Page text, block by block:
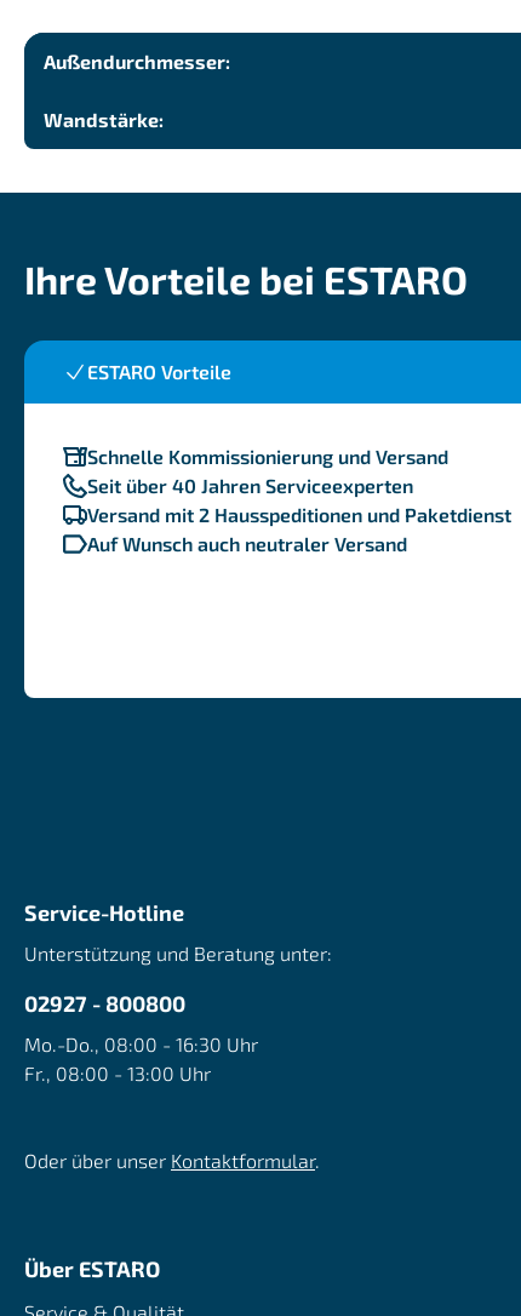
Außendurchmesser:
Wandstärke:
Ihre Vorteile bei ESTARO
ESTARO Vorteile
Schnelle Kommissionierung und Versand
Seit über 40 Jahren Serviceexperten
Versand mit 2 Hausspeditionen und Paketdienst
Auf Wunsch auch neutraler Versand
Service-Hotline
Unterstützung und Beratung unter:
02927 - 800800
Mo.-Do., 08:00 - 16:30 Uhr
Fr., 08:00 - 13:00 Uhr
Oder über unser Kontaktformular.
Über ESTARO